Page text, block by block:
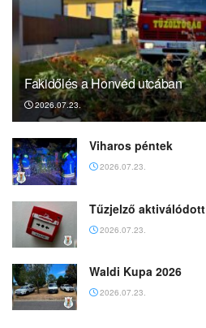
Fakidőlés a Honvéd utcában
2026.07.23.
Viharos péntek
2026.07.23.
Tűzjelző aktiválódott
2026.07.23.
Waldi Kupa 2026
2026.07.23.